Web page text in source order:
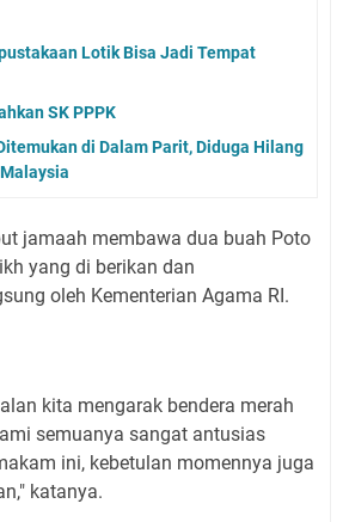
Lotik Bisa Jadi Tempat
SK PPPK
di Dalam Parit, Diduga Hilang
jamaah membawa dua buah Poto
yang di berikan dan
oleh Kementerian Agama RI.
kita mengarak bendera merah
semuanya sangat antusias
ini, kebetulan momennya juga
katanya.